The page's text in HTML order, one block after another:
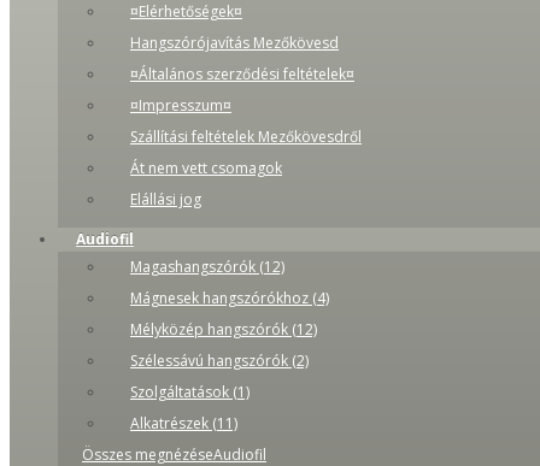
¤Elérhetőségek¤
Hangszórójavítás Mezőkövesd
¤Általános szerződési feltételek¤
¤Impresszum¤
Szállítási feltételek Mezőkövesdről
Át nem vett csomagok
Elállási jog
Audiofil
Magashangszórók (12)
Mágnesek hangszórókhoz (4)
Mélyközép hangszórók (12)
Szélessávú hangszórók (2)
Szolgáltatások (1)
Alkatrészek (11)
Összes megnézéseAudiofil